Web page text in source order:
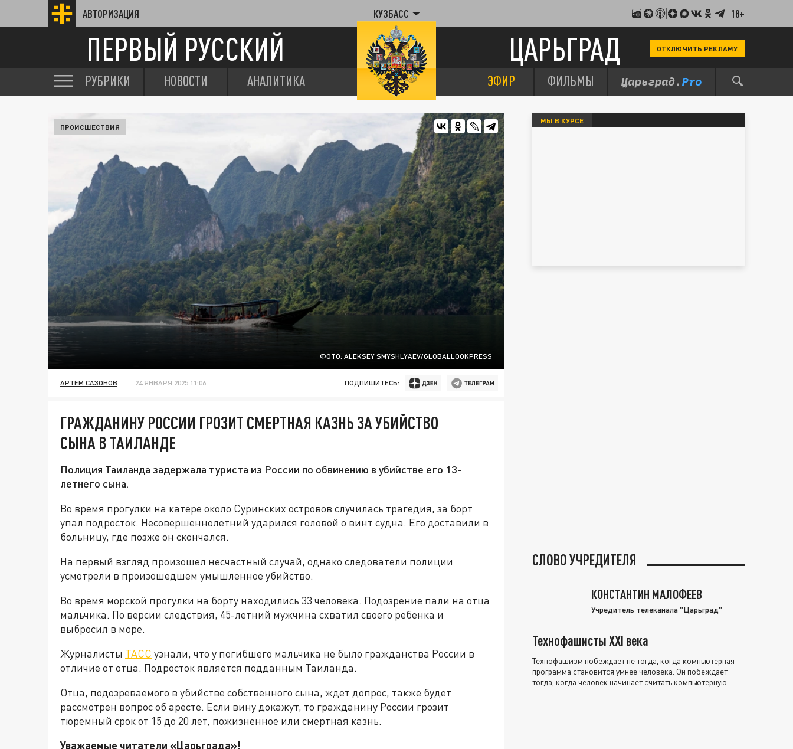
АВТОРИЗАЦИЯ КУЗБАСС 18+
ПЕРВЫЙ РУССКИЙ ЦАРЬГРАД ОТКЛЮЧИТЬ РЕКЛАМУ
РУБРИКИ НОВОСТИ АНАЛИТИКА ЭФИР ФИЛЬМЫ
ФОТО: ALEKSEY SMYSHLYAEV/GLOBALLOOKPRESS
ПРОИСШЕСТВИЯ
АРТЁМ САЗОНОВ 24 ЯНВАРЯ 2025 11:06 ПОДПИШИТЕСЬ:
ГРАЖДАНИНУ РОССИИ ГРОЗИТ СМЕРТНАЯ КАЗНЬ ЗА УБИЙСТВО
СЫНА В ТАИЛАНДЕ
Полиция Таиланда задержала туриста из России по обвинению в убийстве его 13-
летнего сына.
Во время прогулки на катере около Суринских островов случилась трагедия, за борт
упал подросток. Несовершеннолетний ударился головой о винт судна. Его доставили в
больницу, где позже он скончался.
На первый взгляд произошел несчастный случай, однако следователи полиции
усмотрели в произошедшем умышленное убийство.
Во время морской прогулки на борту находились 33 человека. Подозрение пали на отца
мальчика. По версии следствия, 45-летний мужчина схватил своего ребенка и
выбросил в море.
Журналисты ТАСС узнали, что у погибшего мальчика не было гражданства России в
отличие от отца. Подросток является подданным Таиланда.
Отца, подозреваемого в убийстве собственного сына, ждет допрос, также будет
рассмотрен вопрос об аресте. Если вину докажут, то гражданину России грозит
тюремный срок от 15 до 20 лет, пожизненное или смертная казнь.
Уважаемые читатели «Царьграда»!
МЫ В КУРСЕ
СЛОВО УЧРЕДИТЕЛЯ
КОНСТАНТИН МАЛОФЕЕВ
Учредитель телеканала "Царьград"
Технофашисты XXI века
Технофашизм побеждает не тогда, когда компьютерная
программа становится умнее человека. Он побеждает
тогда, когда человек начинает считать компьютерную